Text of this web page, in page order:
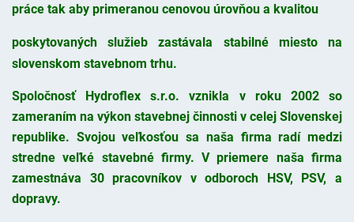
práce tak aby primeranou cenovou úrovňou a kvalitou
poskytovaných služieb zastávala stabilné miesto na
slovenskom stavebnom trhu.
Spoločnosť Hydroflex s.r.o. vznikla v roku 2002 so
zameraním na výkon stavebnej činnosti v celej Slovenskej
republike. Svojou veľkosťou sa naša firma radí medzi
stredne veľké stavebné firmy. V priemere naša firma
zamestnáva 30 pracovníkov v odboroch HSV, PSV, a
dopravy.